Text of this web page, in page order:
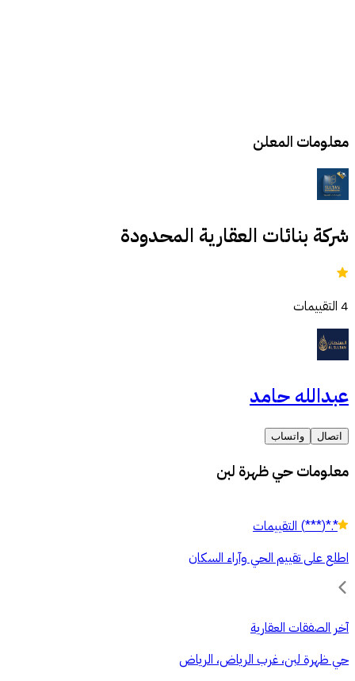
معلومات المعلن
شركة بنائات العقارية المحدودة
4 التقييمات
عبدالله حامد
اتصال واتساب
معلومات حي ظهرة لبن
*.*
(
***
) التقييمات
اطلع على تقييم الحي وآراء السكان
آخر الصفقات العقارية
حي ظهرة لبن، غرب الرياض، الرياض